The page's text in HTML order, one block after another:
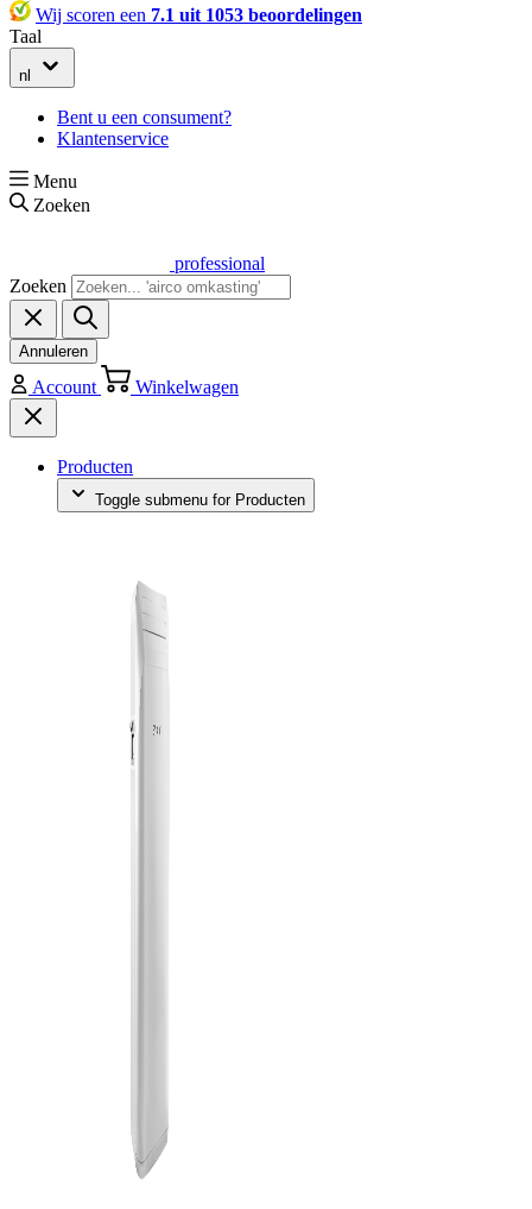
Wij scoren een 7.1 uit 1053 beoordelingen
Taal
nl
Bent u een consument?
Klantenservice
Menu
Zoeken
professional
Zoeken
Annuleren
Account Winkelwagen
Producten
Toggle submenu for Producten